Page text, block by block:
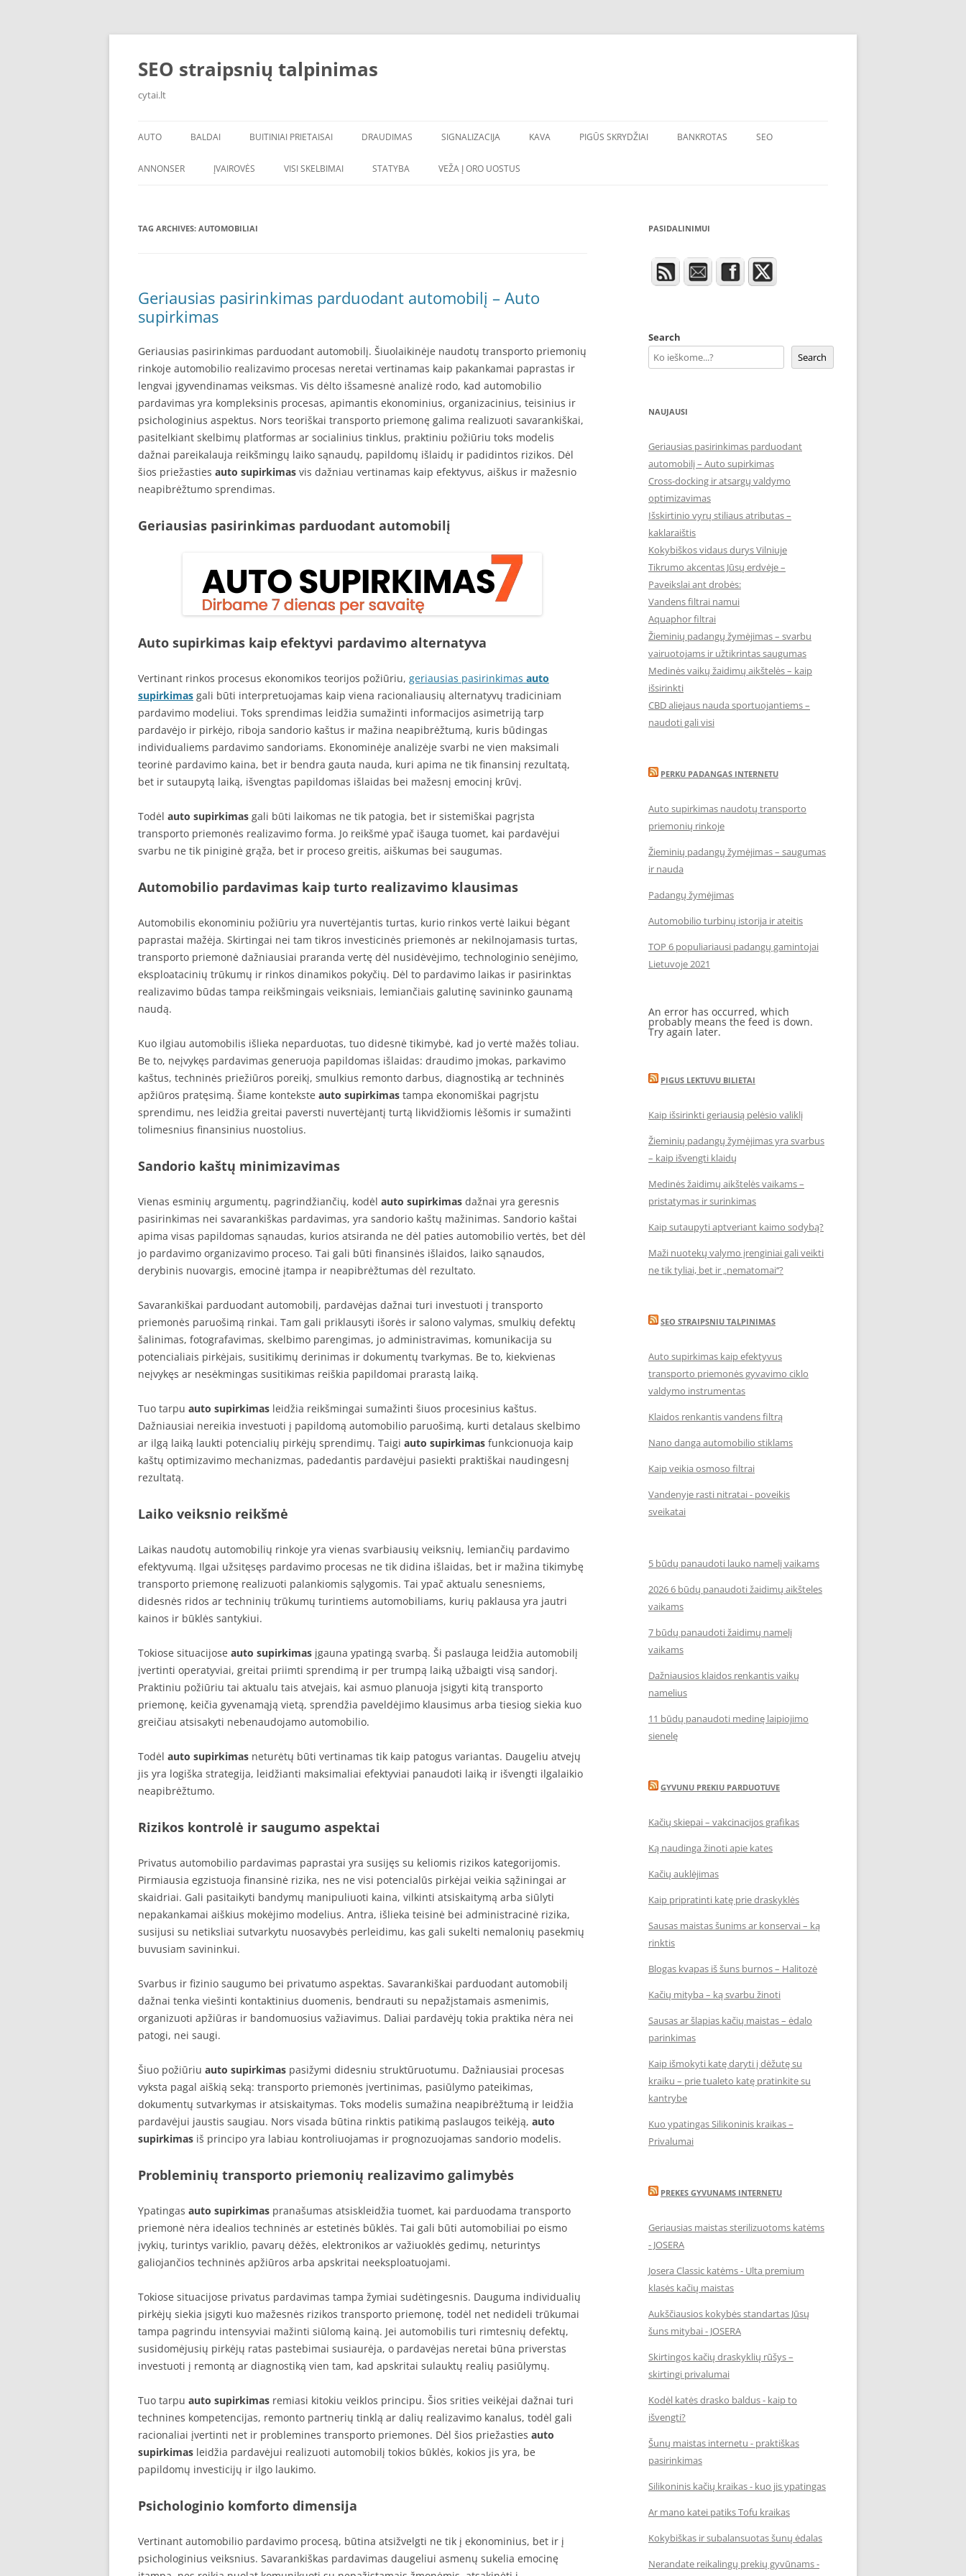
Skip
SEO straipsnių talpinimas
cytai.lt
AUTO
PADANGOS
BALDAI BUITINIAI PRIETAISAI DRAUDIMAS SIGNALIZACIJA KAVA PIGŪS SKRYDŽIAI BANKROTAS SEO
ANNONSER ĮVAIROVĖS VISI SKELBIMAI STATYBA VEŽA Į ORO UOSTUS
TAG ARCHIVES: AUTOMOBILIAI
Geriausias pasirinkimas parduodant automobilį – Auto
supirkimas
Geriausias pasirinkimas parduodant automobilį. Šiuolaikinėje naudotų transporto priemonių
rinkoje automobilio realizavimo procesas neretai vertinamas kaip pakankamai paprastas ir
lengvai įgyvendinamas veiksmas. Vis dėlto išsamesnė analizė rodo, kad automobilio
pardavimas yra kompleksinis procesas, apimantis ekonominius, organizacinius, teisinius ir
psichologinius aspektus. Nors teoriškai transporto priemonę galima realizuoti savarankiškai,
pasitelkiant skelbimų platformas ar socialinius tinklus, praktiniu požiūriu toks modelis
dažnai pareikalauja reikšmingų laiko sąnaudų, papildomų išlaidų ir padidintos rizikos. Dėl
šios priežasties auto supirkimas vis dažniau vertinamas kaip efektyvus, aiškus ir mažesnio
neapibrėžtumo sprendimas.
Geriausias pasirinkimas parduodant automobilį
Auto supirkimas kaip efektyvi pardavimo alternatyva
Vertinant rinkos procesus ekonomikos teorijos požiūriu, geriausias pasirinkimas auto
supirkimas gali būti interpretuojamas kaip viena racionaliausių alternatyvų tradiciniam
pardavimo modeliui. Toks sprendimas leidžia sumažinti informacijos asimetriją tarp
pardavėjo ir pirkėjo, riboja sandorio kaštus ir mažina neapibrėžtumą, kuris būdingas
individualiems pardavimo sandoriams. Ekonominėje analizėje svarbi ne vien maksimali
teorinė pardavimo kaina, bet ir bendra gauta nauda, kuri apima ne tik finansinį rezultatą,
bet ir sutaupytą laiką, išvengtas papildomas išlaidas bei mažesnį emocinį krūvį.
Todėl auto supirkimas gali būti laikomas ne tik patogia, bet ir sistemiškai pagrįsta
transporto priemonės realizavimo forma. Jo reikšmė ypač išauga tuomet, kai pardavėjui
svarbu ne tik piniginė grąža, bet ir proceso greitis, aiškumas bei saugumas.
Automobilio pardavimas kaip turto realizavimo klausimas
Automobilis ekonominiu požiūriu yra nuvertėjantis turtas, kurio rinkos vertė laikui bėgant
paprastai mažėja. Skirtingai nei tam tikros investicinės priemonės ar nekilnojamasis turtas,
transporto priemonė dažniausiai praranda vertę dėl nusidėvėjimo, technologinio senėjimo,
eksploatacinių trūkumų ir rinkos dinamikos pokyčių. Dėl to pardavimo laikas ir pasirinktas
realizavimo būdas tampa reikšmingais veiksniais, lemiančiais galutinę savininko gaunamą
naudą.
Kuo ilgiau automobilis išlieka neparduotas, tuo didesnė tikimybė, kad jo vertė mažės toliau.
Be to, neįvykęs pardavimas generuoja papildomas išlaidas: draudimo įmokas, parkavimo
kaštus, techninės priežiūros poreikį, smulkius remonto darbus, diagnostiką ar techninės
apžiūros pratęsimą. Šiame kontekste auto supirkimas tampa ekonomiškai pagrįstu
sprendimu, nes leidžia greitai paversti nuvertėjantį turtą likvidžiomis lėšomis ir sumažinti
tolimesnius finansinius nuostolius.
Sandorio kaštų minimizavimas
Vienas esminių argumentų, pagrindžiančių, kodėl auto supirkimas dažnai yra geresnis
pasirinkimas nei savarankiškas pardavimas, yra sandorio kaštų mažinimas. Sandorio kaštai
apima visas papildomas sąnaudas, kurios atsiranda ne dėl paties automobilio vertės, bet dėl
jo pardavimo organizavimo proceso. Tai gali būti finansinės išlaidos, laiko sąnaudos,
derybinis nuovargis, emocinė įtampa ir neapibrėžtumas dėl rezultato.
Savarankiškai parduodant automobilį, pardavėjas dažnai turi investuoti į transporto
priemonės paruošimą rinkai. Tam gali priklausyti išorės ir salono valymas, smulkių defektų
šalinimas, fotografavimas, skelbimo parengimas, jo administravimas, komunikacija su
potencialiais pirkėjais, susitikimų derinimas ir dokumentų tvarkymas. Be to, kiekvienas
neįvykęs ar nesėkmingas susitikimas reiškia papildomai prarastą laiką.
Tuo tarpu auto supirkimas leidžia reikšmingai sumažinti šiuos procesinius kaštus.
Dažniausiai nereikia investuoti į papildomą automobilio paruošimą, kurti detalaus skelbimo
ar ilgą laiką laukti potencialių pirkėjų sprendimų. Taigi auto supirkimas funkcionuoja kaip
kaštų optimizavimo mechanizmas, padedantis pardavėjui pasiekti praktiškai naudingesnį
rezultatą.
Laiko veiksnio reikšmė
Laikas naudotų automobilių rinkoje yra vienas svarbiausių veiksnių, lemiančių pardavimo
efektyvumą. Ilgai užsitęsęs pardavimo procesas ne tik didina išlaidas, bet ir mažina tikimybę
transporto priemonę realizuoti palankiomis sąlygomis. Tai ypač aktualu senesniems,
didesnės ridos ar techninių trūkumų turintiems automobiliams, kurių paklausa yra jautri
kainos ir būklės santykiui.
Tokiose situacijose auto supirkimas įgauna ypatingą svarbą. Ši paslauga leidžia automobilį
įvertinti operatyviai, greitai priimti sprendimą ir per trumpą laiką užbaigti visą sandorį.
Praktiniu požiūriu tai aktualu tais atvejais, kai asmuo planuoja įsigyti kitą transporto
priemonę, keičia gyvenamąją vietą, sprendžia paveldėjimo klausimus arba tiesiog siekia kuo
greičiau atsisakyti nebenaudojamo automobilio.
Todėl auto supirkimas neturėtų būti vertinamas tik kaip patogus variantas. Daugeliu atvejų
jis yra logiška strategija, leidžianti maksimaliai efektyviai panaudoti laiką ir išvengti ilgalaikio
neapibrėžtumo.
Rizikos kontrolė ir saugumo aspektai
Privatus automobilio pardavimas paprastai yra susijęs su keliomis rizikos kategorijomis.
Pirmiausia egzistuoja finansinė rizika, nes ne visi potencialūs pirkėjai veikia sąžiningai ar
skaidriai. Gali pasitaikyti bandymų manipuliuoti kaina, vilkinti atsiskaitymą arba siūlyti
nepakankamai aiškius mokėjimo modelius. Antra, išlieka teisinė bei administracinė rizika,
susijusi su netiksliai sutvarkytu nuosavybės perleidimu, kas gali sukelti nemalonių pasekmių
buvusiam savininkui.
Svarbus ir fizinio saugumo bei privatumo aspektas. Savarankiškai parduodant automobilį
dažnai tenka viešinti kontaktinius duomenis, bendrauti su nepažįstamais asmenimis,
organizuoti apžiūras ir bandomuosius važiavimus. Daliai pardavėjų tokia praktika nėra nei
patogi, nei saugi.
Šiuo požiūriu auto supirkimas pasižymi didesniu struktūruotumu. Dažniausiai procesas
vyksta pagal aiškią seką: transporto priemonės įvertinimas, pasiūlymo pateikimas,
dokumentų sutvarkymas ir atsiskaitymas. Toks modelis sumažina neapibrėžtumą ir leidžia
pardavėjui jaustis saugiau. Nors visada būtina rinktis patikimą paslaugos teikėją, auto
supirkimas iš principo yra labiau kontroliuojamas ir prognozuojamas sandorio modelis.
Probleminių transporto priemonių realizavimo galimybės
Ypatingas auto supirkimas pranašumas atsiskleidžia tuomet, kai parduodama transporto
priemonė nėra idealios techninės ar estetinės būklės. Tai gali būti automobiliai po eismo
įvykių, turintys variklio, pavarų dėžės, elektronikos ar važiuoklės gedimų, neturintys
galiojančios techninės apžiūros arba apskritai neeksploatuojami.
Tokiose situacijose privatus pardavimas tampa žymiai sudėtingesnis. Dauguma individualių
pirkėjų siekia įsigyti kuo mažesnės rizikos transporto priemonę, todėl net nedideli trūkumai
tampa pagrindu intensyviai mažinti siūlomą kainą. Jei automobilis turi rimtesnių defektų,
susidomėjusių pirkėjų ratas pastebimai susiaurėja, o pardavėjas neretai būna priverstas
investuoti į remontą ar diagnostiką vien tam, kad apskritai sulauktų realių pasiūlymų.
Tuo tarpu auto supirkimas remiasi kitokiu veiklos principu. Šios srities veikėjai dažnai turi
technines kompetencijas, remonto partnerių tinklą ar dalių realizavimo kanalus, todėl gali
racionaliai įvertinti net ir problemines transporto priemones. Dėl šios priežasties auto
supirkimas leidžia pardavėjui realizuoti automobilį tokios būklės, kokios jis yra, be
papildomų investicijų ir ilgo laukimo.
Psichologinio komforto dimensija
Vertinant automobilio pardavimo procesą, būtina atsižvelgti ne tik į ekonominius, bet ir į
psichologinius veiksnius. Savarankiškas pardavimas daugeliui asmenų sukelia emocinę
PASIDALINIMUI
Search
Search
NAUJAUSI
Geriausias pasirinkimas parduodant
automobilį – Auto supirkimas
Cross-docking ir atsargų valdymo
optimizavimas
Išskirtinio vyrų stiliaus atributas –
kaklaraištis
Kokybiškos vidaus durys Vilniuje
Tikrumo akcentas Jūsų erdvėje –
Paveikslai ant drobės:
Vandens filtrai namui
Aquaphor filtrai
Žieminių padangų žymėjimas – svarbu
vairuotojams ir užtikrintas saugumas
Medinės vaikų žaidimų aikštelės – kaip
išsirinkti
CBD aliejaus nauda sportuojantiems –
naudoti gali visi
PERKU PADANGAS INTERNETU
Auto supirkimas naudotų transporto
priemonių rinkoje
Žieminių padangų žymėjimas – saugumas
ir nauda
Padangų žymėjimas
Automobilio turbinų istorija ir ateitis
TOP 6 populiariausi padangų gamintojai
Lietuvoje 2021
An error has occurred, which
probably means the feed is down.
Try again later.
PIGUS LEKTUVU BILIETAI
Kaip išsirinkti geriausią pelėsio valiklį
Žieminių padangų žymėjimas yra svarbus
– kaip išvengti klaidų
Medinės žaidimų aikštelės vaikams –
pristatymas ir surinkimas
Kaip sutaupyti aptveriant kaimo sodybą?
Maži nuotekų valymo įrenginiai gali veikti
ne tik tyliai, bet ir „nematomai‘‘?
SEO STRAIPSNIU TALPINIMAS
Auto supirkimas kaip efektyvus
transporto priemonės gyvavimo ciklo
valdymo instrumentas
Klaidos renkantis vandens filtrą
Nano danga automobilio stiklams
Kaip veikia osmoso filtrai
Vandenyje rasti nitratai - poveikis
sveikatai
5 būdų panaudoti lauko namelį vaikams
2026 6 būdų panaudoti žaidimų aikšteles
vaikams
7 būdų panaudoti žaidimų namelį
vaikams
Dažniausios klaidos renkantis vaikų
namelius
11 būdų panaudoti medinę laipiojimo
sienelę
GYVUNU PREKIU PARDUOTUVE
Kačių skiepai – vakcinacijos grafikas
Ką naudinga žinoti apie kates
Kačių auklėjimas
Kaip pripratinti katę prie draskyklės
Sausas maistas šunims ar konservai – ką
rinktis
Blogas kvapas iš šuns burnos – Halitozė
Kačių mityba – ką svarbu žinoti
Sausas ar šlapias kačių maistas – ėdalo
parinkimas
Kaip išmokyti katę daryti į dėžutę su
kraiku – prie tualeto katę pratinkite su
kantrybe
Kuo ypatingas Silikoninis kraikas –
Privalumai
PREKES GYVUNAMS INTERNETU
Geriausias maistas sterilizuotoms katėms
- JOSERA
Josera Classic katėms - Ulta premium
klasės kačių maistas
Aukščiausios kokybės standartas Jūsų
šuns mitybai - JOSERA
Skirtingos kačių draskyklių rūšys –
skirtingi privalumai
Kodėl katės drasko baldus - kaip to
išvengti?
Šunų maistas internetu - praktiškas
pasirinkimas
Silikoninis kačių kraikas - kuo jis ypatingas
Ar mano katei patiks Tofu kraikas
Kokybiškas ir subalansuotas šunų ėdalas
Nerandate reikalingų prekių gyvūnams -